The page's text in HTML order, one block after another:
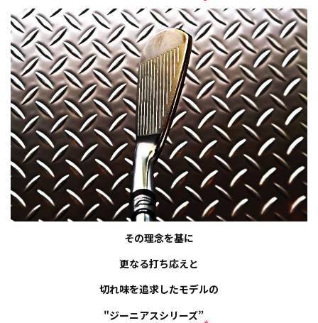
その理念を基に
更なる打ち応えと
切れ味を追求したモデルの
"ジーニアスシリーズ”